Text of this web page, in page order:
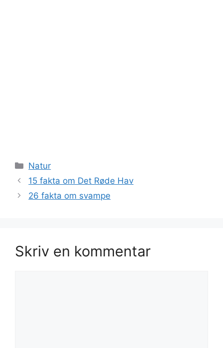
Kategorier
Natur
15 fakta om Det Røde Hav
26 fakta om svampe
Skriv en kommentar